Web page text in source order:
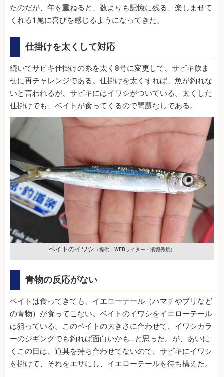
たのだが、年を重ねると、数よりも記憶に残る、楽しませて
くれる1尾に喜びを感じるようになってきた。
仕掛けを太くして対応
続いてサビキ仕掛けの糸を太く8号に変更して、サビキ飲ま
せに再チャレンジである。仕掛けを太くすれば、魚が釣れな
いと言われるが、サビキにはイワシがついている。太くした
仕掛けでも、ベイトが食ってくるので問題なしである。
ベイトのイワシ （提供：WEBライター・濱堀秀規）
青物の反応がない
ベイトは食ってきても、イエローテール（ハマチやブリなど
の青物）が食ってこない。ベイトのイワシをイエローテール
は狙っている。このベイトの大きさに合わせて、イワシカラ
ーのジギングでも釣れば面白いかも…と思った。が、あいに
くこの日は、道具を持ち合わせてないので、サビキにイワシ
を掛けて、それをエサにし、イエローテールを待ち構えた。